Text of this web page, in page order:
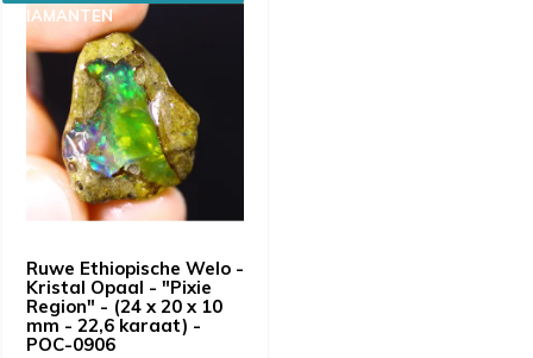
Ruwe Ethiopische Welo -
Kristal Opaal - "Pixie
Region" - (24 x 20 x 10
mm - 22,6 karaat) -
POC-0906
DIAMANTEN